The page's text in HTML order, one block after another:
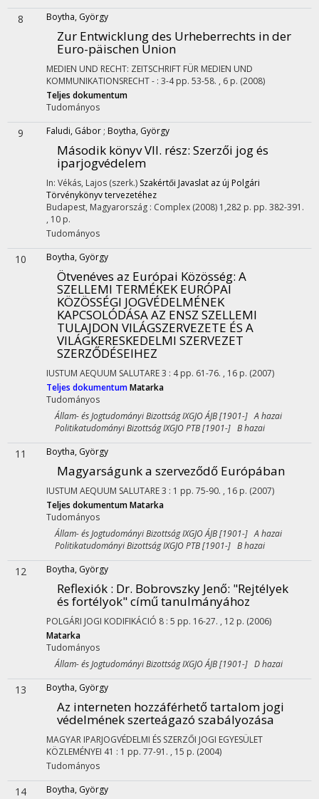
8 Boytha, György
Zur Entwicklung des Urheberrechts in der
Euro-päischen Union
MEDIEN UND RECHT: ZEITSCHRIFT FÜR MEDIEN UND
KOMMUNIKATIONSRECHT- : 3-4 pp. 53-58. , 6 p. (2008)
Teljes dokumentum
Tudományos
9 Faludi, Gábor ; Boytha, György
Második könyv VII. rész: Szerzői jog és
iparjogvédelem
In: Vékás, Lajos (szerk.) Szakértői Javaslat az új Polgári
Törvénykönyv tervezetéhez
Budapest, Magyarország : Complex (2008) 1,282 p. pp. 382-391.
, 10 p.
Tudományos
10 Boytha, György
Ötvenéves az Európai Közösség: A
SZELLEMI TERMÉKEK EURÓPAI
KÖZÖSSÉGI JOGVÉDELMÉNEK
KAPCSOLÓDÁSA AZ ENSZ SZELLEMI
TULAJDON VILÁGSZERVEZETE ÉS A
VILÁGKERESKEDELMI SZERVEZET
SZERZŐDÉSEIHEZ
IUSTUM AEQUUM SALUTARE3 : 4 pp. 61-76. , 16 p. (2007)
Teljes dokumentumMatarka
Tudományos
Állam- és Jogtudományi Bizottság IXGJO ÁJB [1901-] A hazai
Politikatudományi Bizottság IXGJO PTB [1901-] B hazai
11 Boytha, György
Magyarságunk a szerveződő Európában
IUSTUM AEQUUM SALUTARE3 : 1 pp. 75-90. , 16 p. (2007)
Teljes dokumentumMatarka
Tudományos
Állam- és Jogtudományi Bizottság IXGJO ÁJB [1901-] A hazai
Politikatudományi Bizottság IXGJO PTB [1901-] B hazai
12 Boytha, György
Reflexiók : Dr. Bobrovszky Jenő: "Rejtélyek
és fortélyok" című tanulmányához
POLGÁRI JOGI KODIFIKÁCIÓ 8 : 5 pp. 16-27. , 12 p. (2006)
Matarka
Tudományos
Állam- és Jogtudományi Bizottság IXGJO ÁJB [1901-] D hazai
13 Boytha, György
Az interneten hozzáférhető tartalom jogi
védelmének szerteágazó szabályozása
MAGYAR IPARJOGVÉDELMI ÉS SZERZŐI JOGI EGYESÜLET
KÖZLEMÉNYEI 41 : 1 pp. 77-91. , 15 p. (2004)
Tudományos
14 Boytha, György